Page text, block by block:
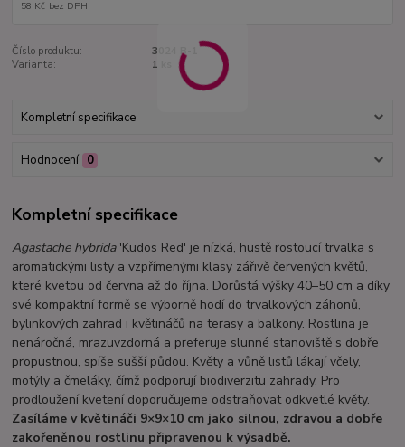
58 Kč bez DPH
Číslo produktu:
3024 B-1
Varianta:
1 ks
Kompletní specifikace
Hodnocení 0
Kompletní specifikace
Agastache hybrida'Kudos Red' je nízká, hustě rostoucí trvalka s
aromatickými listy a vzpřímenými klasy zářivě červených květů,
které kvetou od června až do října. Dorůstá výšky 40–50 cm a díky
své kompaktní formě se výborně hodí do trvalkových záhonů,
bylinkových zahrad i květináčů na terasy a balkony. Rostlina je
nenáročná, mrazuvzdorná a preferuje slunné stanoviště s dobře
propustnou, spíše sušší půdou. Květy a vůně listů lákají včely,
motýly a čmeláky, čímž podporují biodiverzitu zahrady. Pro
prodloužení kvetení doporučujeme odstraňovat odkvetlé květy.
Zasíláme v květináči 9×9×10 cm jako silnou, zdravou a dobře
zakořeněnou rostlinu připravenou k výsadbě.